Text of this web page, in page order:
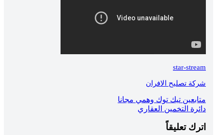
star-stream
شركة تصليح الافران
تصفّح
المقالات
متابعين تيك توك وهمي مجانا
دائرة التخمين العقاري
اترك تعليقاً